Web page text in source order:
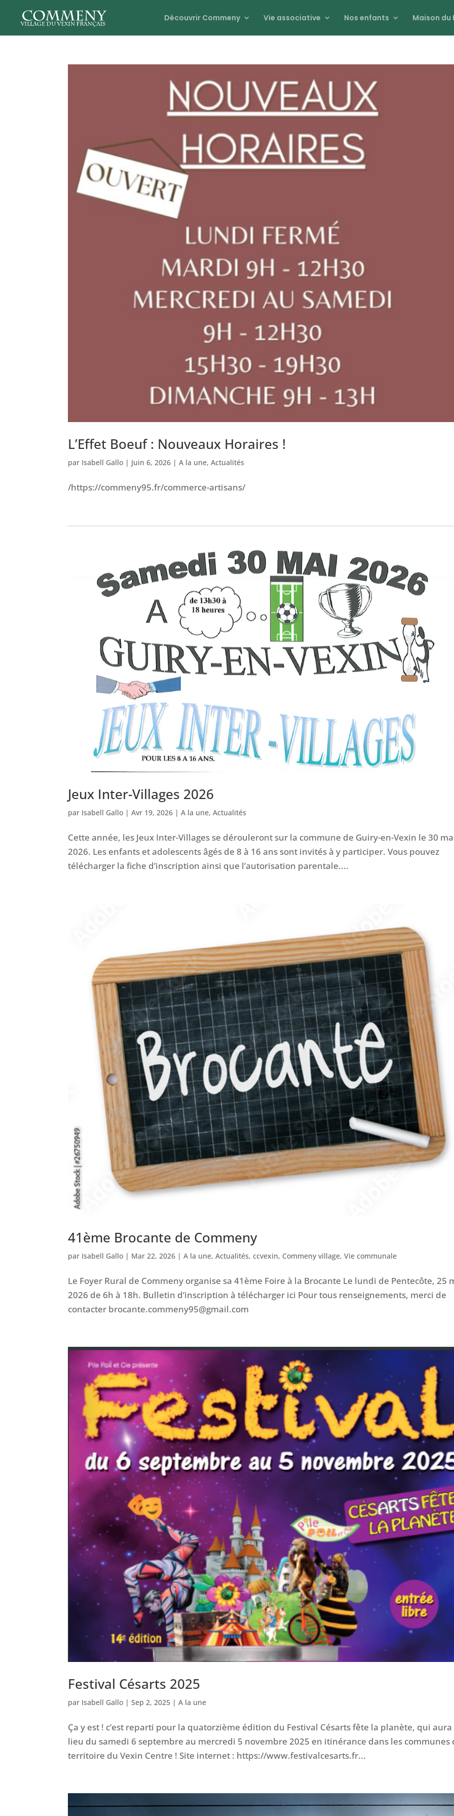
Découvrir Commeny Vie associative Nos enfants Maison du
L’Effet Boeuf : Nouveaux Horaires !
par Isabell Gallo | Juin 6, 2026 |A la une,Actualités
/https://commeny95.fr/commerce-artisans/
Jeux Inter-Villages 2026
par Isabell Gallo |Avr 19, 2026 |A la une,Actualités
Cette année, les Jeux Inter-Villages se dérouleront sur la commune de Guiry-en-Vexin le 30
2026. Les enfants et adolescents âgés de 8 à 16 ans sont invités à y participer. Vous pouvez
télécharger la fiche d’inscription ainsi que l’autorisation parentale....
41ème Brocante de Commeny
par Isabell Gallo | Mar 22, 2026 |A la une,Actualités,ccvexin, Commeny village,Vie communale
Le Foyer Rural de Commeny organise sa 41ème Foire à la Brocante Le lundi de Pentecôte, 25
2026 de 6h à 18h. Bulletin d’inscription à télécharger ici Pour tous renseignements, merci de
contacter brocante.commeny95@gmail.com
Festival Césarts 2025
par Isabell Gallo |Sep 2, 2025 |A la une
Ça y est ! c’est reparti pour la quatorzième édition du Festival Césarts fête la planète, qui aura
lieu du samedi 6 septembre au mercredi 5 novembre 2025 en itinérance dans les communes
territoire du Vexin Centre ! Site internet : https://www.festivalcesarts.fr...